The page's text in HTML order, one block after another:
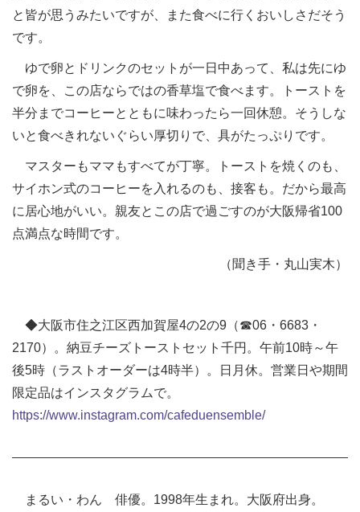
と皆が思うみたいですが、また食べに行くおいしさだそう
です。
ゆで卵とドリンクのセットが一日中あって、私は先にゆ
で卵を、この店ならではの香草塩で食べます。トーストを
半分までコーヒーとともに味わったら一回休憩。そうしな
いと食べきれないぐらい厚切りで、具がたっぷりです。
マスターもママもすべてが丁寧。トーストを焼くのも、
サイホン式のコーヒーを入れるのも、接客も。だから最高
に居心地がいい。親友とこの店で過ごすのが大阪帰省100
点満点な時間です。
（聞き手・丸山実木）
◆大阪市住之江区西加賀屋4の2の9（☎06・6683・
2170）。納豆チーズトーストセット千円。午前10時～午
後5時（ラストオーダーは4時半）。日月休。営業日や期間
限定品はインスタグラムで。
https://www.instagram.com/cafeduensemble/
まるい・わん 俳優。1998年生まれ。大阪府出身。